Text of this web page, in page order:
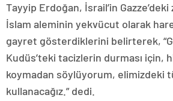
Tayyip Erdoğan, İsrail’in Gazze’deki
İslam aleminin yekvücut olarak
gayret gösterdiklerini belirterek,
Kudüs’teki tacizlerin durması için,
koymadan söylüyorum, elimizdeki
kullanacağız.” dedi.